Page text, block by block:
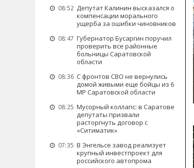
08:52 Депутат Калинин высказался о
компенсации морального
ущерба за ошибки чиновников
08:47 Губернатор Бусаргин поручил
проверить все районные
больницы Саратовской
области
08:36 С фронтов СВО не вернулись
домой живыми еще бойцы из 6
МР Саратовской области
08:25 Мусорный коллапс: в Саратове
депутаты призвали
расторгнуть договор с
«Ситиматик»
07:35 В Энгельсе завод реализует
крупный инвестпроект для
российского автопрома